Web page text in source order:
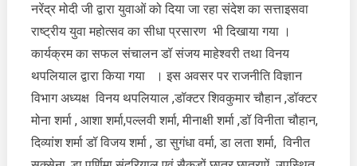
नरेंद्र मोदी जी द्वारा युवाओं को दिया जा रहा संदेश का सत्ताइसवा
राष्ट्रीय युवा महोत्सव का सीधा प्रसारण भी दिखाया गया ।
कार्यक्रम का सफल संचालन डॉ संजय माहेश्वरी तथा विनय
थपलियाल द्वारा किया गया । इस अवसर पर राजनीति विज्ञान
विभाग अध्यक्ष विनय थपलियाल ,डॉक्टर शिवकुमार चौहान ,डॉक्टर
मोना शर्मा , आशा शर्मा,पल्लवी शर्मा, मीनाक्षी शर्मा ,डॉ विनीता चौहान,
दिव्यांश शर्मा डॉ विजय शर्मा , डा सुगंधा वर्मा, डा लता शर्मा, विनीत